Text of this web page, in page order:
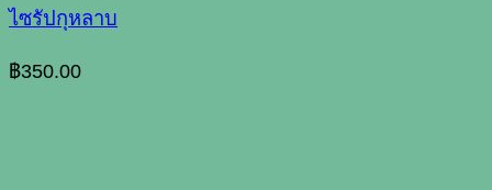
ไซรัปกุหลาบ
฿350.00